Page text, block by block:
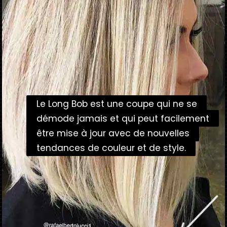
Le Long Bob est une coupe qui ne se
démode jamais et qui peut facilement
être mise à jour avec de nouvelles
tendances de couleur et de style.
Le Long Bob est une coupe qui ne se
démode jamais et qui peut facilement
être mise à jour avec de nouvelles
tendances de couleur et de style.